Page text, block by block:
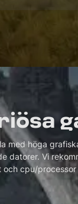
med höga
datorer. Vi
cpu/